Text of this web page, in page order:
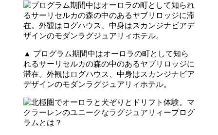
▲ プログラム期間中はオーロラの町として知ら
れるサーリセルカの森の中のあるヤブリロッジに
滞在。外観はログハウス、中身はスカンジナビア
デザインのモダンラグジュアリィホテル。